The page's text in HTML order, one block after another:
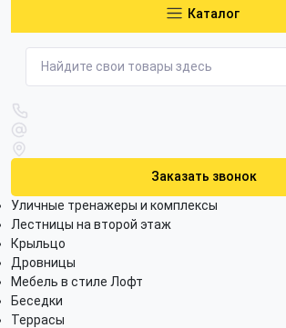
Каталог
Заказать звонок
Уличные тренажеры и комплексы
Лестницы на второй этаж
Крыльцо
Дровницы
Мебель в стиле Лофт
Беседки
Террасы